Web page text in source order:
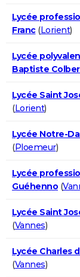
Lycée
Franc(Lorient)
Lycée
Baptiste
Lycée Saint
(Lorient)
Lycée Notre-
(Ploemeur)
Lycée
Guéhenno (
Lycée Saint
(Vannes)
Lycée Charles
(Vannes)